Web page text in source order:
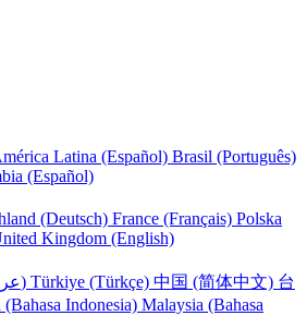
Latina (Español) Brasil (Português)
(Español)
(Deutsch) France (Français) Polska
Kingdom (English)
UAE (عربي) Türkiye (Türkçe) 中国 (简体中文) 台
(Bahasa Indonesia) Malaysia (Bahasa